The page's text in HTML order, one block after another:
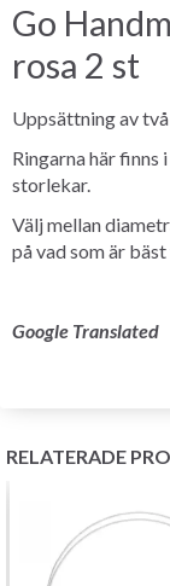
Go
rosa 2 st
Uppsättning av
Ringarna här finns
storlekar.
Välj mellan
på vad som är
Google Translated
RELATERADE